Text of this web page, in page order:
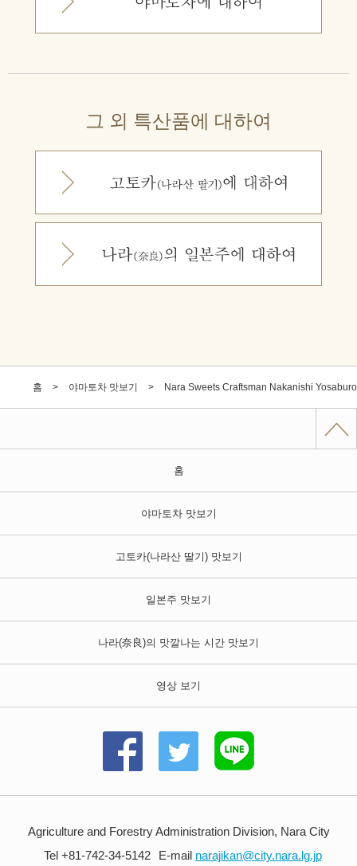
그 외 특산품에 대하여
홈 야마토차 맛보기 Nara Sweets Craftsman Nakanishi Yosaburo
홈
야마토차 맛보기
고토카(나라산 딸기) 맛보기
일본주 맛보기
나라(奈良)의 맛깔나는 시간 맛보기
영상 보기
Agriculture and Forestry Administration Division, Nara City
Tel +81-742-34-5142
E-mail narajikan@city.nara.lg.jp